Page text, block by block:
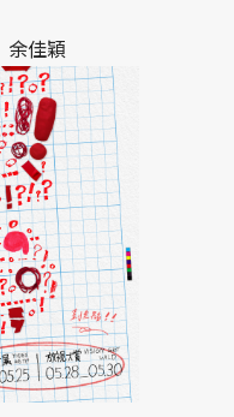
余佳穎